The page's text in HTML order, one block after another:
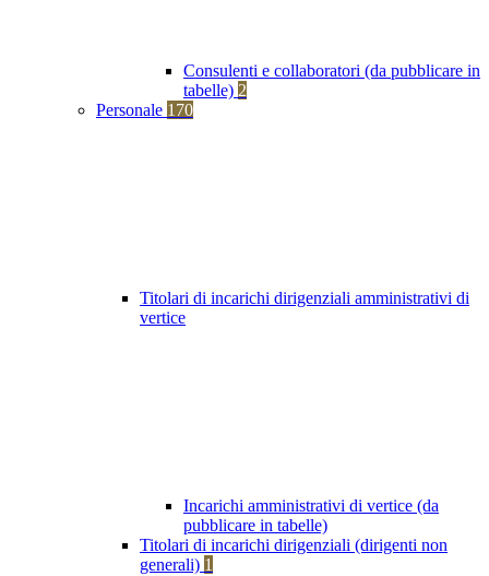
Consulenti e collaboratori (da pubblicare in
tabelle) 2
Personale 170
Titolari di incarichi dirigenziali amministrativi di
vertice
Incarichi amministrativi di vertice (da
pubblicare in tabelle)
Titolari di incarichi dirigenziali (dirigenti non
generali) 1